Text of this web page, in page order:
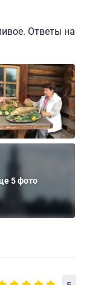
Ответы на
5 фото